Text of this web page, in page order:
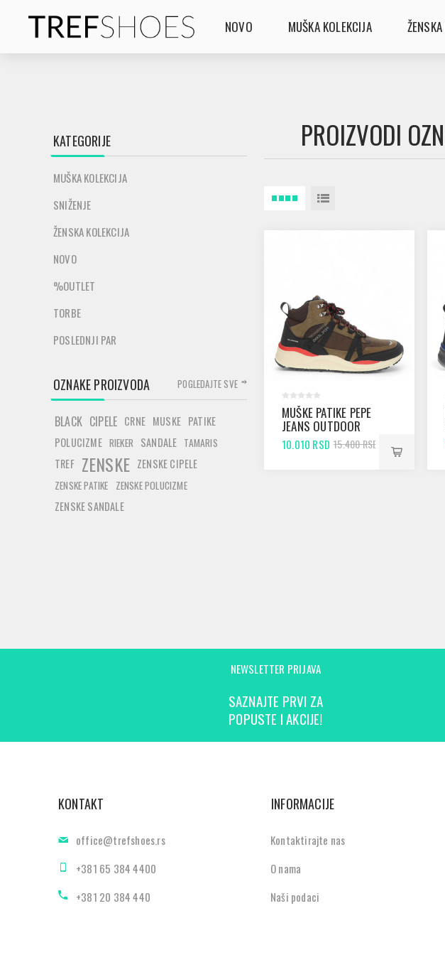
NOVO MUŠKA KOLEKCIJA
PROIZVODI
MUŠKE PATIKE PEPE
JEANS OUTDOOR
BOOT BROWN
10.010 RSD 15.400 RSD
KATEGORIJE
MUŠKA KOLEKCIJA
SNIŽENJE
ŽENSKA KOLEKCIJA
NOVO
%OUTLET
TORBE
POSLEDNJI PAR
OZNAKE PROIZVODA
BLACK CIPELE CRNE MUSKE PATIKE
POLUCIZME RIEKER SANDALE TAMARIS
TREF ZENSKE ZENSKE CIPELE
ZENSKE PATIKE ZENSKE POLUCIZME
ZENSKE SANDALE
POGLEDAJTE SVE
NEWSLETTER PRIJAVA
SAZNAJTE PRVI ZA
POPUSTE I AKCIJE!
KONTAKT
office@trefshoes.rs
+381 65 384 4400
+381 20 384 440
INFORMACIJE
Kontaktirajte nas
O nama
Naši podaci